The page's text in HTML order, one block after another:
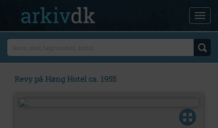
Revy på Høng Hotel ca. 1955